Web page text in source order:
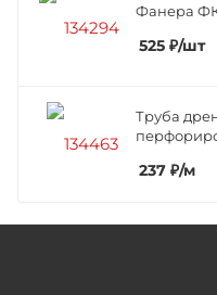
Фанера ФК
525 ₽/шт
Труба
237 ₽/м